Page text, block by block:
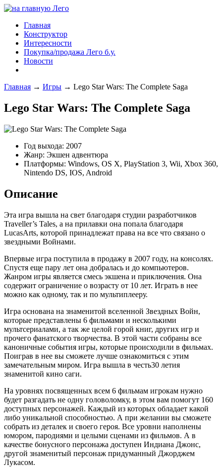
Главная
Конструктор
Интересности
Покупка/продажа Лего б.у.
Новости
Главная → Игры → Lego Star Wars: The Complete Saga
Lego Star Wars: The Complete Saga
Год выхода: 2007
Жанр: Экшен адвентюра
Платформы: Windows, OS X, PlayStation 3, Wii, Xbox 360,
Nintendo DS, IOS, Android
Описание
Эта игра вышла на свет благодаря студии разработчиков
Traveller’s Tales, а на прилавки она попала благодаря
LucasArts, которой принадлежат права на все что связано о
звездными Войнами.
Впервые игра поступила в продажу в 2007 году, на консолях.
Спустя еще пару лет она добралась и до компьютеров.
Жанром игры является смесь экшена и приключения. Она
содержит ограничение о возрасту от 10 лет. Играть в нее
можно как одному, так и по мультиплееру.
Игра основана на знаменитой вселенной Звездных Войн,
которые представлены 6 фильмами и несколькими
мультсериалами, а так же целой горой книг, других игр и
прочего фанатского творчества. В этой части собраны все
каноничные события игры, которые происходили в фильмах.
Поиграв в нее вы сможете лучше ознакомиться с этим
замечательным миром. Игра вышла в честь30 летия
знаменитой кино саги.
На уровнях посвященных всем 6 фильмам игрокам нужно
будет разгадать не одну головоломку, в этом вам помогут 160
доступных персонажей. Каждый из которых обладает какой
либо уникальной способностью. А при желании вы сможете
собрать из деталек и своего героя. Все уровни наполнены
юмором, пародиями и целыми сценами из фильмов. А в
качестве бонусного персонажа доступен Индиана Джонс,
другой знаменитый персонаж придуманный Джорджем
Лукасом.